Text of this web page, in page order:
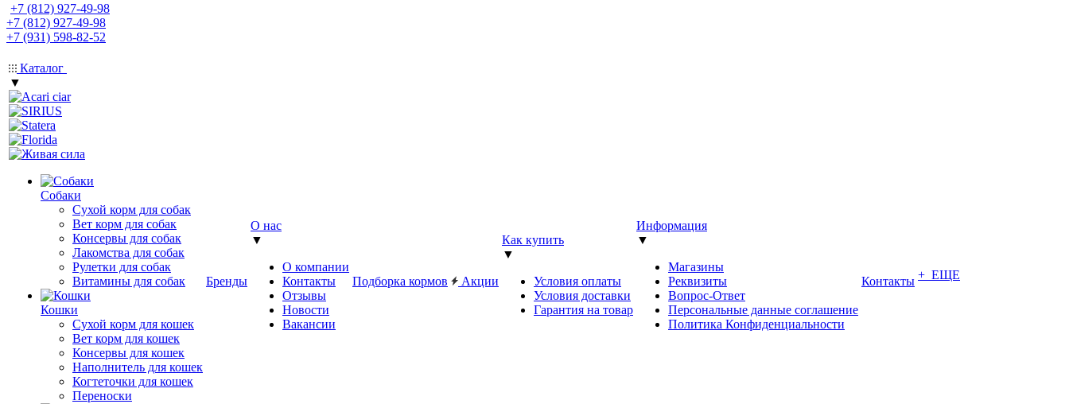
+7 (812) 927-49-98
+7 (812) 927-49-98
+7 (931) 598-82-52
Каталог
▼
Собаки
Сухой корм для собак
Вет корм для собак
Консервы для собак
Лакомства для собак
Рулетки для собак
Витамины для собак
Кошки
Сухой корм для кошек
Вет корм для кошек
Консервы для кошек
Наполнитель для кошек
Когтеточки для кошек
Переноски
Бренды
О нас
▼
О компании
Контакты
Отзывы
Новости
Вакансии
Подборка кормов Акции
Как купить
▼
Условия оплаты
Условия доставки
Гарантия на товар
Информация
▼
Магазины
Реквизиты
Вопрос-Ответ
Персональные данные соглашение
Политика Конфиденциальности
Контакты + ЕЩЕ